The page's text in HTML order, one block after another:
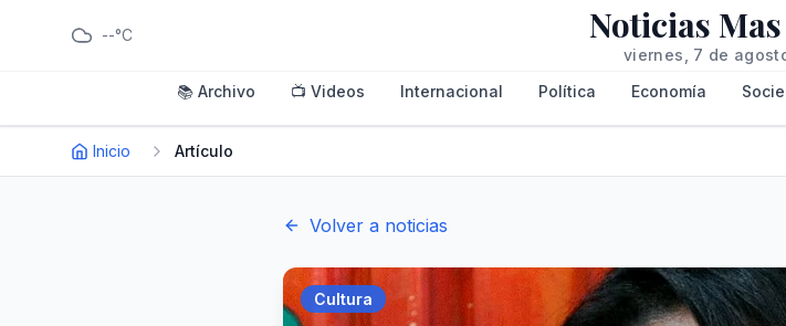
--°C Noticias
viernes, 7 de
📚 Archivo 📺 Videos Internacional Política Economía
Inicio Artículo
Volver a noticias
Cultura